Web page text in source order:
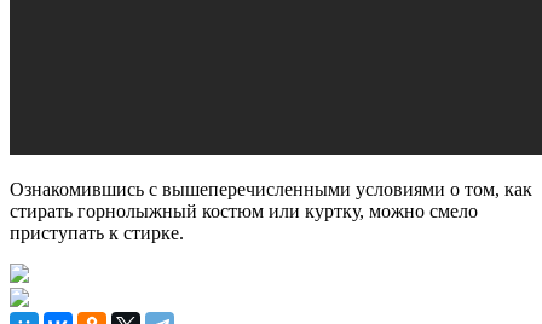
Ознакомившись с вышеперечисленными условиями о том, как
стирать горнолыжный костюм или куртку, можно смело
приступать к стирке.